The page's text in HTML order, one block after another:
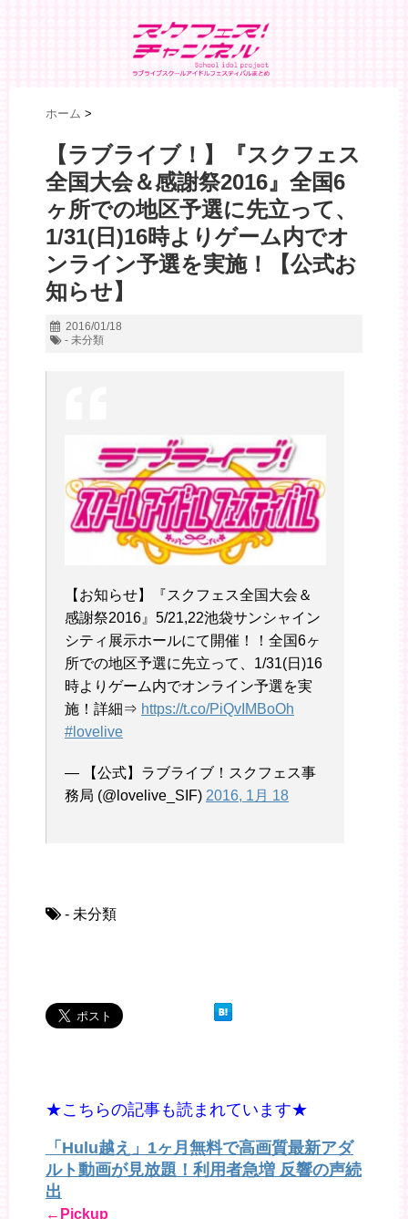
ホーム >
【ラブライブ！】『スクフェス
全国大会＆感謝祭2016』全国6
ヶ所での地区予選に先立って、
1/31(日)16時よりゲーム内でオ
ンライン予選を実施！【公式お
知らせ】
2016/01/18
- 未分類
【お知らせ】『スクフェス全国大会＆
感謝祭2016』5/21,22池袋サンシャイン
シティ展示ホールにて開催！！全国6ヶ
所での地区予選に先立って、1/31(日)16
時よりゲーム内でオンライン予選を実
施！詳細⇒ https://t.co/PiQvIMBoOh
#lovelive
— 【公式】ラブライブ！スクフェス事
務局 (@lovelive_SIF) 2016, 1月 18
- 未分類
★こちらの記事も読まれています★
「Hulu越え」1ヶ月無料で高画質最新アダ
ルト動画が見放題！利用者急増 反響の声続
出
←Pickup